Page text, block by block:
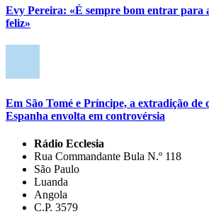
Evy Pereira: «É sempre bom entrar para
feliz»
Em São Tomé e Príncipe, a extradição de
Espanha envolta em controvérsia
Rádio Ecclesia
Rua Commandante Bula N.º 118
São Paulo
Luanda
Angola
C.P. 3579